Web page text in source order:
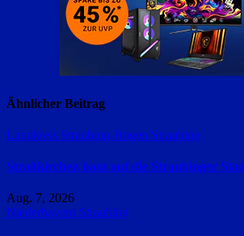
Ähnlicher Beitrag
Landkreis Straubing-Bogen Straubing
Straßkirchen baut auf die Straubinger
Aug. 7, 2026
Niederbayern Straubing